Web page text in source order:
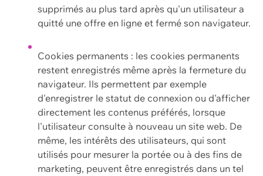
supprimés au plus tard après qu'un utilisateur a
quitté une offre en ligne et fermé son navigateur.
Cookies permanents : les cookies permanents
restent enregistrés même après la fermeture du
navigateur. Ils permettent par exemple
d'enregistrer le statut de connexion ou d'afficher
directement les contenus préférés, lorsque
l'utilisateur consulte à nouveau un site web. De
même, les intérêts des utilisateurs, qui sont
utilisés pour mesurer la portée ou à des fins de
marketing, peuvent être enregistrés dans un tel